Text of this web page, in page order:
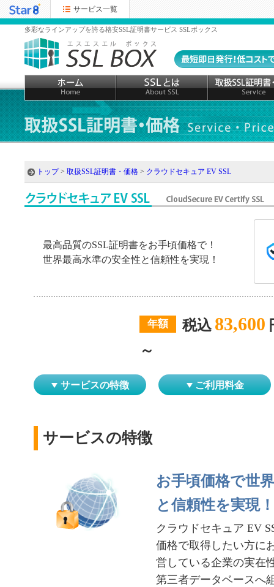
サービス一覧
多彩なラインアップを誇る格安SSL証明書サービス SSLボックス
トップ> 取扱SSL証明書・価格 > クラウドセキュア EV SSL
最高品質のSSL証明書をお手頃価格で！
世界最高水準の安全性と信頼性を実現！
年額 税込 83,600
～
サービスの特徴 ご利用料金
サービスの特徴
お手頃価格で世
と信頼性を実現！
クラウドセキュア EV
価格で取得したい方に
営している企業の実在
第三者データベースへ